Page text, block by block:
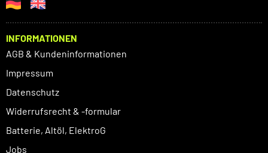
INFORMATIONEN
AGB & Kundeninformationen
Impressum
Datenschutz
Widerrufsrecht & -formular
Batterie, Altöl, ElektroG
Jobs